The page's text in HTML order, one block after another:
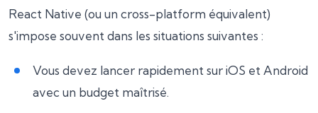
React Native (ou un cross-platform équivalent)
s'impose souvent dans les situations suivantes :
Vous devez lancer rapidement sur iOS et Android
avec un budget maîtrisé.